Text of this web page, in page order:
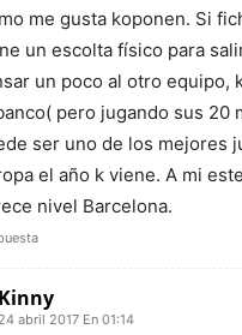
me gusta koponen. Si
un escolta físico para
un poco al otro equipo,
pero jugando sus 20
ser uno de los mejores
el año k viene. A mi
nivel Barcelona.
Kinny
24 abril 2017 En 01:14